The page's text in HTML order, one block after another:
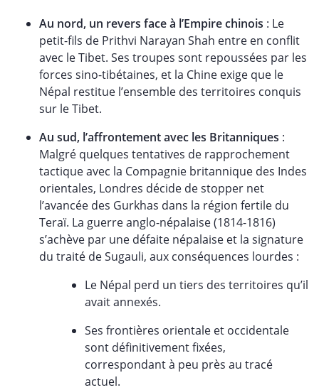
Au nord, un revers face à l’Empire chinois : Le
petit-fils de Prithvi Narayan Shah entre en conflit
avec le Tibet. Ses troupes sont repoussées par les
forces sino-tibétaines, et la Chine exige que le
Népal restitue l’ensemble des territoires conquis
sur le Tibet.
Au sud, l’affrontement avec les Britanniques :
Malgré quelques tentatives de rapprochement
tactique avec la Compagnie britannique des Indes
orientales, Londres décide de stopper net
l’avancée des Gurkhas dans la région fertile du
Teraï. La guerre anglo-népalaise (1814-1816)
s’achève par une défaite népalaise et la signature
du traité de Sugauli, aux conséquences lourdes :
Le Népal perd un tiers des territoires qu’il
avait annexés.
Ses frontières orientale et occidentale
sont définitivement fixées,
correspondant à peu près au tracé
actuel.